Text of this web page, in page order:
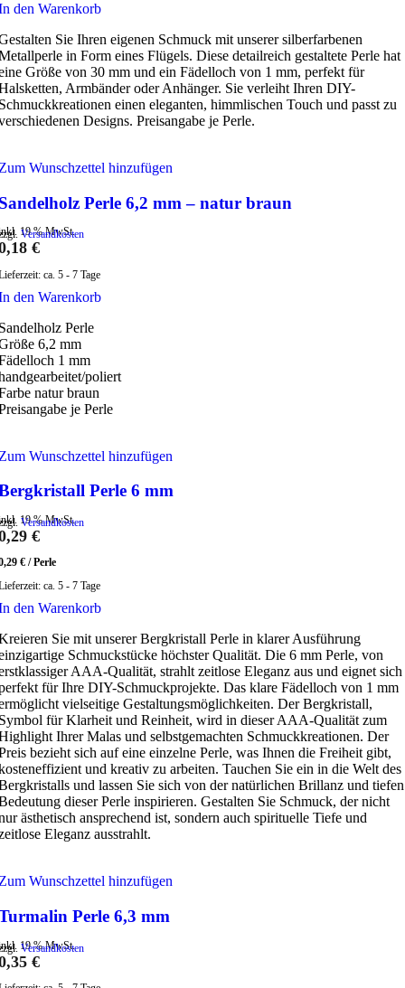
den Warenkorb
Sie Ihren eigenen Schmuck mit unserer silberfarbenen
in Form eines Flügels. Diese detailreich gestaltete Perle hat
Größe von 30 mm und ein Fädelloch von 1 mm, perfekt für
Armbänder oder Anhänger. Sie verleiht Ihren DIY-
einen eleganten, himmlischen Touch und passt zu
Designs. Preisangabe je Perle.
Wunschzettel hinzufügen
Perle 6,2 mm – natur braun
19 % MwSt.
Versandkosten
€
ca. 5 - 7 Tage
den Warenkorb
Perle
6,2 mm
1 mm
poliert
natur braun
je Perle
Wunschzettel hinzufügen
Perle 6 mm
19 % MwSt.
Versandkosten
€
€ /Perle
ca. 5 - 7 Tage
den Warenkorb
Sie mit unserer Bergkristall Perle in klarer Ausführung
Schmuckstücke höchster Qualität. Die 6 mm Perle, von
AAA-Qualität, strahlt zeitlose Eleganz aus und eignet sich
für Ihre DIY-Schmuckprojekte. Das klare Fädelloch von 1 mm
vielseitige Gestaltungsmöglichkeiten. Der Bergkristall,
für Klarheit und Reinheit, wird in dieser AAA-Qualität zum
Ihrer Malas und selbstgemachten Schmuckkreationen. Der
bezieht sich auf eine einzelne Perle, was Ihnen die Freiheit gibt,
und kreativ zu arbeiten. Tauchen Sie ein in die Welt des
und lassen Sie sich von der natürlichen Brillanz und tiefen
dieser Perle inspirieren. Gestalten Sie Schmuck, der nicht
ästhetisch ansprechend ist, sondern auch spirituelle Tiefe und
Eleganz ausstrahlt.
Wunschzettel hinzufügen
Perle 6,3 mm
19 % MwSt.
Versandkosten
€